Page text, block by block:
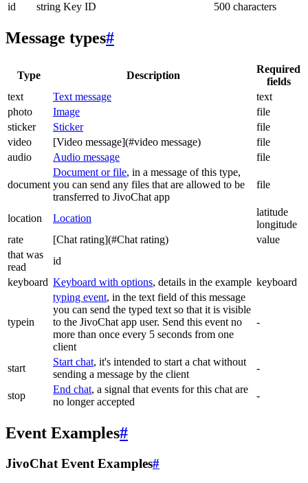
id
string Key ID 500 characters
Message types#
Type Description
Required
fields
text
Text message
text
photo
Image
file
sticker
Sticker
file
video
[Video message](#video message)
file
audio
Audio message file
document
Document or file, in a message of this type,
you can send any files that are allowed to be
transferred to JivoChat app
file
location Location
latitude
longitude
rate
[Chat rating](#Chat rating)
value
that was
read
id
keyboard Keyboard with options, details in the example keyboard
typein
typing event, in the text field of this message
you can send the typed text so that it is visible
to the JivoChat app user. Send this event no
more than once every 5 seconds from one
client
-
start
Start chat, it's intended to start a chat without
sending a message by the client
-
stop
End chat, a signal that events for this chat are
no longer accepted
-
Event Examples#
JivoChat Event Examples#